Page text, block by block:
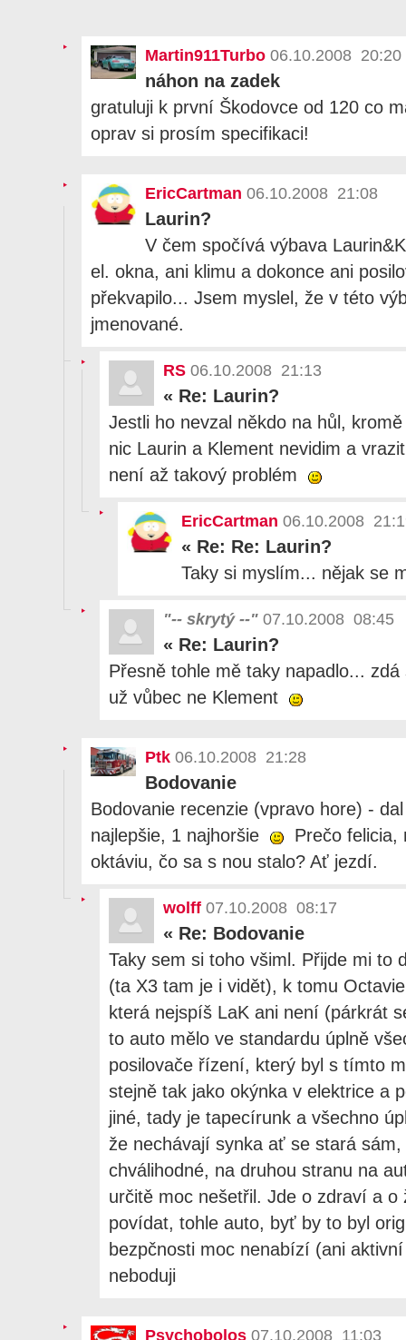
Martin911Turbo 06.10.2008 20:20
náhon na zadek
gratuluji k první Škodovce od 120 co
oprav si prosím specifikaci!
EricCartman 06.10.2008 21:08
Laurin?
V čem spočívá výbava
el. okna, ani klimu a dokonce ani
překvapilo... Jsem myslel, že v této
jmenované.
RS 06.10.2008 21:13
« Re: Laurin?
Jestli ho nevzal někdo na hůl,
nic Laurin a Klement nevidim a
není až takový problém
EricCartman 06.10.2008
« Re: Re: Laurin?
Taky si myslím... nějak se
"-- skrytý --" 07.10.2008 08:45
« Re: Laurin?
Přesně tohle mě taky napadlo...
už vůbec ne Klement
Ptk 06.10.2008 21:28
Bodovanie
Bodovanie recenzie (vpravo hore) -
najlepšie, 1 najhoršie
Prečo felicia,
oktáviu, čo sa s nou stalo? Ať jezdí.
wolff 07.10.2008 08:17
« Re: Bodovanie
Taky sem si toho všiml. Přijde mi to
(ta X3 tam je i vidět), k tomu
která nejspíš LaK ani není (párkrát
to auto mělo ve standardu úplně
posilovače řízení, který byl s tímto
stejně tak jako okýnka v elektrice a
jiné, tady je tapecírunk a všechno
že nechávají synka ať se stará
chválihodné, na druhou stranu na
určitě moc nešetřil. Jde o zdraví a o
povídat, tohle auto, byť by to byl
bezpčnosti moc nenabízí (ani
neboduji
Psychobolos 07.10.2008 11:03